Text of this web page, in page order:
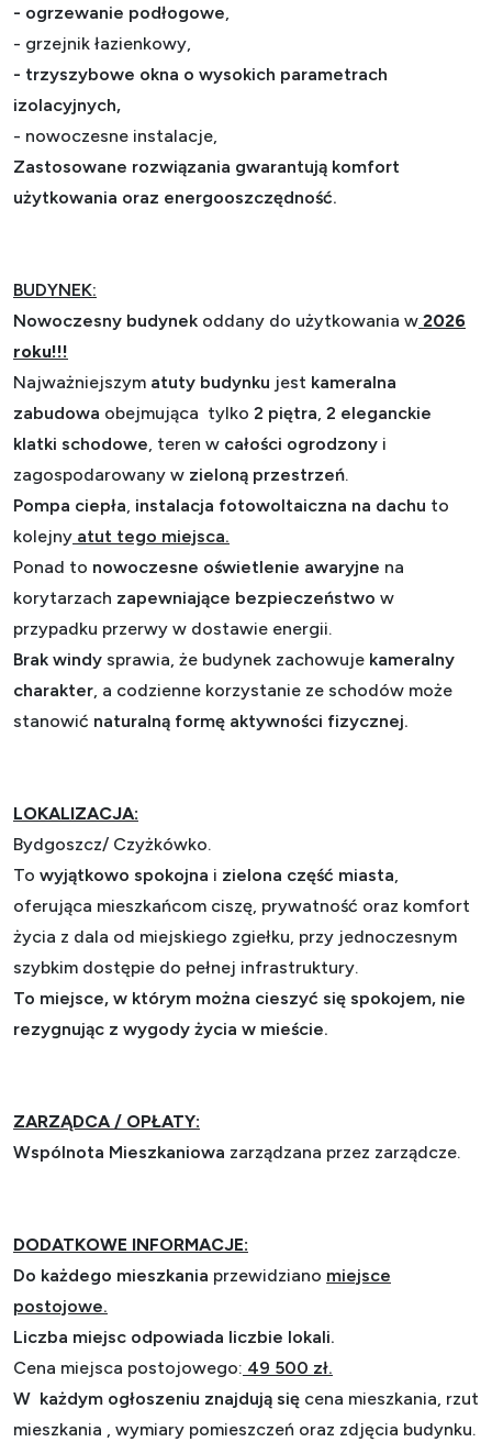
- ogrzewanie podłogowe
- grzejnik łazienkowy,
- trzyszybowe okna o wysokich parametrach
izolacyjnych,
- nowoczesne instalacje,
Zastosowane rozwiązania gwarantują komfort
użytkowania oraz energooszczędność.
BUDYNEK:
Nowoczesny budynek oddany do użytkowania w 2026
roku!!!
Najważniejszym atuty budynku jest kameralna
zabudowa obejmująca tylko 2 piętra 2 eleganckie
klatki schodowe , teren w całości ogrodzony i
zagospodarowany w zieloną przestrzeń.
Pompa ciepła instalacja fotowoltaiczna na dachu to
kolejny atut tego miejsca.
Ponad to nowoczesne oświetlenie awaryjne na
korytarzach zapewniające bezpieczeństwo w
przypadku przerwy w dostawie energii.
Brak windy sprawia, że budynek zachowuje kameralny
charakter , a codzienne korzystanie ze schodów może
stanowić naturalną formę aktywności fizycznej.
LOKALIZACJA:
Bydgoszcz/ Czyżkówko.
To wyjątkowo spokojna i zielona część miasta
oferująca mieszkańcom ciszę, prywatność oraz komfort
życia z dala od miejskiego zgiełku, przy jednoczesnym
szybkim dostępie do pełnej infrastruktury.
To miejsce, w którym można cieszyć się spokojem, nie
rezygnując z wygody życia w mieście.
ZARZĄDCA / OPŁATY:
Wspólnota Mieszkaniowa zarządzana przez zarządcze.
DODATKOWE INFORMACJE:
Do każdego mieszkania przewidziano miejsce
postojowe.
Liczba miejsc odpowiada liczbie lokali.
Cena miejsca postojowego: 49 500 zł.
W każdym ogłoszeniu znajdują się cena mieszkania, rzut
mieszkania , wymiary pomieszczeń oraz zdjęcia budynku.